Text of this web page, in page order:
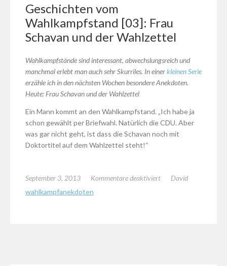
Geschichten vom
Wahlkampfstand [03]: Frau
Schavan und der Wahlzettel
Wahlkampfstände sind interessant, abwechslungsreich und
manchmal erlebt man auch sehr Skurriles. In einerkleinen Serie
erzähle ich in den nächsten Wochen besondere Anekdoten.
Heute: Frau Schavan und der Wahlzettel
Ein Mann kommt an den Wahlkampfstand. „Ich habe ja
schon gewählt per Briefwahl. Natürlich die CDU. Aber
was gar nicht geht, ist dass die Schavan noch mit
Doktortitel auf dem Wahlzettel steht!“
September 3, 2013 Kommentare deaktiviertfür
David
wahlkampfanekdoten